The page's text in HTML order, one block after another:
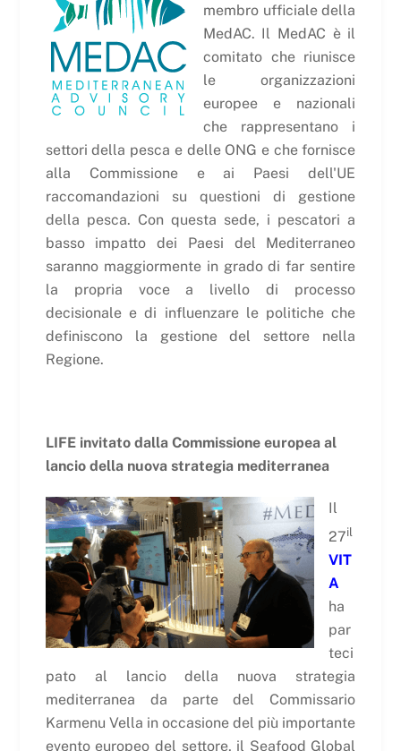
membro ufficiale della
MedAC. Il MedAC è il
comitato che riunisce
le organizzazioni
europee e nazionali
che rappresentano i
settori della pesca e delle ONG e che fornisce
alla Commissione e ai Paesi dell'UE
raccomandazioni su questioni di gestione
della pesca. Con questa sede, i pescatori a
basso impatto dei Paesi del Mediterraneo
saranno maggiormente in grado di far sentire
la propria voce a livello di processo
decisionale e di influenzare le politiche che
definiscono la gestione del settore nella
Regione.
LIFE invitato dalla Commissione europea al
lancio della nuova strategia mediterranea
Il
27il
VIT
A
ha
par
teci
pato al lancio della nuova strategia
mediterranea da parte del Commissario
Karmenu Vella in occasione del più importante
evento europeo del settore, il Seafood Global